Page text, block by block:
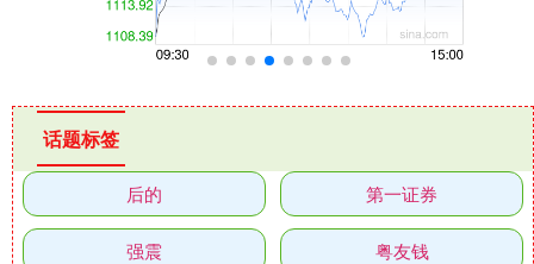
话题标签
后的 第一证券
强震 粤友钱